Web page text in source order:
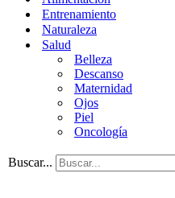
Entrenamiento
Naturaleza
Salud
Belleza
Descanso
Maternidad
Ojos
Piel
Oncología
Buscar...